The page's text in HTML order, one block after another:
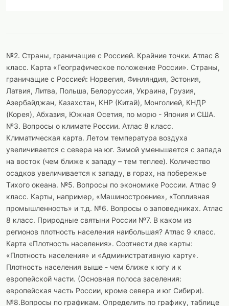
№2. Страны, граничащие с Россией. Крайние точки. Атлас 8
класс. Карта «Географическое положение России». Страны,
граничащие с Россией: Норвегия, Финляндия, Эстония,
Латвия, Литва, Польша, Белоруссия, Украина, Грузия,
Азербайджан, Казахстан, КНР (Китай), Монголией, КНДР
(Корея), Абхазия, Южная Осетия, по морю - Япония и США.
№3. Вопросы о климате России. Атлас 8 класс.
Климатическая карта. Летом температура воздуха
увеличивается с севера на юг. Зимой уменьшается с запада
на восток (чем ближе к западу – тем теплее). Количество
осадков увеличивается к западу, в горах, на побережье
Тихого океана. №5. Вопросы по экономике России. Атлас 9
класс. Карты, например, «Машиностроение», «Топливная
промышленность» и т.д. №6. Вопросы о заповедниках. Атлас
8 класс. Природные святыни России №7. В каком из
регионов плотность населения наибольшая? Атлас 9 класс.
Карта «Плотность населения». Соотнести две карты:
«Плотность населения» и «Административную карту».
Плотность населения выше - чем ближе к югу и к
европейской части. (Основная полоса заселения:
европейская часть России, кроме севера и юг Сибири).
№8.Вопросы по графикам. Определить по графику, таблице